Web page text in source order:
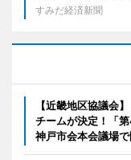
すみだ経済新聞
【近畿地区協議会
チームが決定！「
神戸市会本会議場